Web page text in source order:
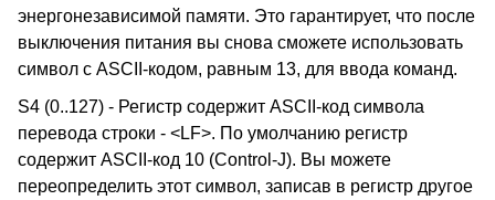
энергонезависимой памяти. Это гарантирует, что после
выключения питания вы снова сможете использовать
символ с ASCII-кодом, равным 13, для ввода команд.
S4 (0..127) - Регистр содержит ASCII-код символа
перевода строки - <LF>. По умолчанию регистр
содержит ASCII-код 10 (Control-J). Вы можете
переопределить этот символ, записав в регистр другое